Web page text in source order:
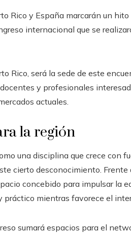
Rico y España marcarán un
internacional que se
Rico, será la sede de este
y profesionales
actuales.
la región
una disciplina que crece con
cierto desconocimiento.
concebido para impulsar la
mientras favorece el
sumará espacios para el